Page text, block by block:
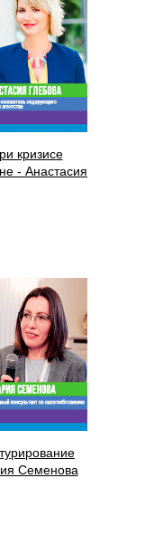
кризисе
- Анастасия
Семенова